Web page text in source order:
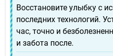
Восстановите улыбку с
последних технологий.
час, точно и
и забота после.